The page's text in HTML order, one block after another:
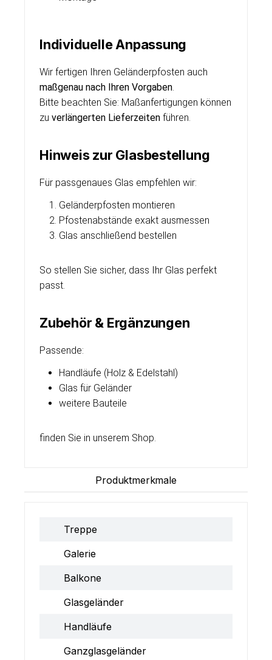
Individuelle Anpassung
Wir fertigen Ihren Geländerpfosten auch
maßgenau nach Ihren Vorgaben.
Bitte beachten Sie: Maßanfertigungen können
zu verlängerten Lieferzeiten führen.
Hinweis zur Glasbestellung
Für passgenaues Glas empfehlen wir:
Geländerpfosten montieren
Pfostenabstände exakt ausmessen
Glas anschließend bestellen
So stellen Sie sicher, dass Ihr Glas perfekt
passt.
Zubehör & Ergänzungen
Passende:
Handläufe (Holz & Edelstahl)
Glas für Geländer
weitere Bauteile
finden Sie in unserem Shop.
Produktmerkmale
Treppe
Galerie
Balkone
Glasgeländer
Handläufe
Ganzglasgeländer